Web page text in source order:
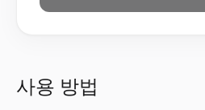
사용 방법